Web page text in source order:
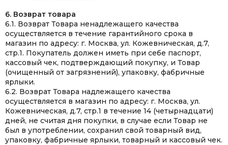
6. Возврат товара
6.1. Возврат Товара ненадлежащего качества
осуществляется в течение гарантийного срока в
магазин по адресу: г. Москва, ул. Кожевническая, д.7,
стр.1. Покупатель должен иметь при себе паспорт,
кассовый чек, подтверждающий покупку, и Товар
(очищенный от загрязнений), упаковку, фабричные
ярлыки.
6.2. Возврат Товара надлежащего качества
осуществляется в магазин по адресу: г. Москва, ул.
Кожевническая, д.7, стр.1 в течение 14 (четырнадцати)
дней, не считая дня покупки, в случае если Товар не
был в употреблении, сохранил свой товарный вид,
упаковку, фабричные ярлыки, товарный и кассовый чек.